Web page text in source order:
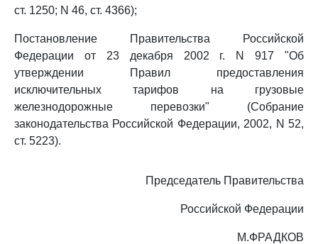
ст. 1250; N 46, ст. 4366);
Постановление Правительства Российской
Федерации от 23 декабря 2002 г. N 917 "Об
утверждении Правил предоставления
исключительных тарифов на грузовые
железнодорожные перевозки" (Собрание
законодательства Российской Федерации, 2002, N 52,
ст. 5223).
Председатель Правительства
Российской Федерации
М.ФРАДКОВ